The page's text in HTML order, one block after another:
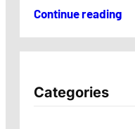
Continue reading
Categories